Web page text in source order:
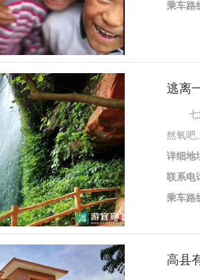
乘车路
逃离
七洞
然氧吧
详细地
联系电
乘车路
高县